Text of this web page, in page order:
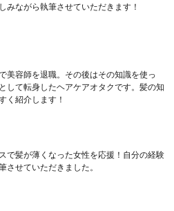
みながら執筆させていただきます！
美容師を退職。その後はその知識を使っ
して転身したヘアケアオタクです。髪の知
く紹介します！
で髪が薄くなった女性を応援！自分の経験
させていただきました。